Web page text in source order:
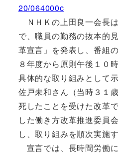
20/064000c
ＮＨＫの上田良一会長
で、職員の勤務の抜本的
革宣言」を発表し、番組
８年度から原則午後１０
具体的な取り組みとして
佐戸未和さん（当時３１
死したことを受けた改革
した働き方改革推進委員
し、取り組みを順次実施す
宣言では、長時間労働